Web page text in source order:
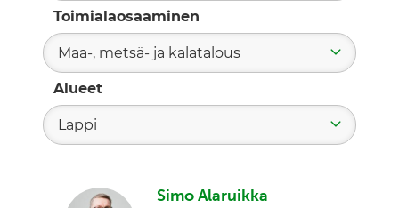
Toimialaosaaminen
Maa-, metsä- ja kalatalous
Alueet
Lappi
Simo Alaruikka